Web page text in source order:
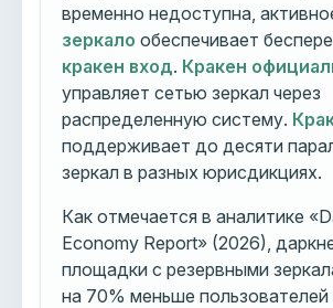
временно недоступна,
зеркало обеспечивает
кракен вход. Кракен
управляет сетью зеркал через
распределенную систему.
поддерживает до десяти
зеркал в разных юрисдикциях.
Как отмечается в аналитике
Economy Report» (2026),
площадки с резервными
на 70% меньше пользователей